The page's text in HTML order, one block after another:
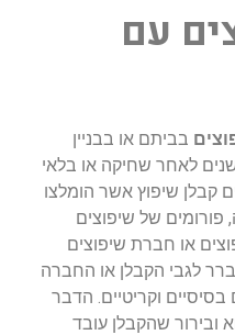
עם
בביתם או בבניין
לאחר שחיקה או בלאי
קבלן שיפוץ אשר הומלצו
של שיפוצים
או חברת שיפוצים
לגבי הקבלן או החברה
וקריטיים. הדבר
ובירור שהקבלן עובד